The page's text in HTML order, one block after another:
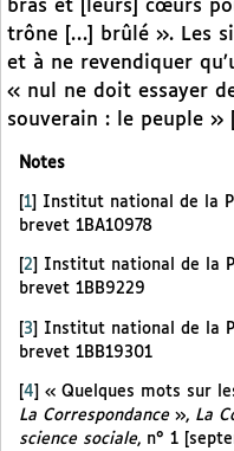
bras et [leurs] cœurs
trône […] brûlé ». Les
et à ne revendiquer
« nul ne doit essayer
souverain : le peuple »
Notes
[1] Institut national de la
brevet 1BA10978
2
Institut national de la
brevet 1BB9229
[3] Institut national de la
brevet 1BB19301
4
« Quelques mots sur
La Correspondance», La
science sociale, n° 1